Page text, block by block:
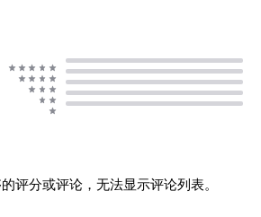
评分或评论，无法显示评论列表。